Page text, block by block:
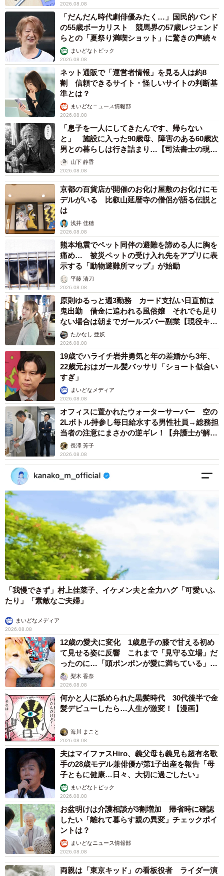
2026.08.08
「だんだん時代劇俳優みたく…」国民的バンド
の55歳ボーカリスト 競馬界の57歳レジェンド
らとの「夏祭り満喫ショット」に驚きの声続々
まいどなトピック
2026.08.08
ネット通販で「運営者情報」を見る人は約8
割 信頼できるサイト・怪しいサイトの判断基
準とは？
まいどなニュース情報部
2026.08.08
「息子を一人にしてきたんです、帰らない
と」 施設に入った90歳母、障害のある60歳次
男との暮らしは行き詰まり…【司法書士の現場
から】山下 静香
2026.08.08
京都の百貨店が開催のお化け屋敷のお化けにモ
デルがいる 比叡山延暦寺の僧侶が語る伝説と
は
浅井 佳穂
2026.08.08
熊本地震でペット同伴の避難を諦める人に胸を
痛め… 被災ペットの受け入れ先をアプリに表
示する「動物避難所マップ」が始動
平藤 清刀
2026.08.08
原則ゆるっと週3勤務 カード支払い日直前は
鬼出勤 借金に追われる風俗嬢 それでも足り
ない場合は朝までガールズバー副業【現役キャ
ストに取材】
たかなし 亜妖
2026.08.08
19歳でハライチ岩井勇気と年の差婚から3年、
22歳元おはガール髪バッサリ「ショート似合い
すぎ」
まいどなメディア
2026.08.08
オフィスに置かれたウォーターサーバー 空の
2Lボトル持参し毎日給水する男性社員→総務担
当者の注意にまさかの逆ギレ！【弁護士が解
説】長澤 芳子
2026.08.08
「我慢できず」村上佳菜子、イケメン夫と全力ハグ「可愛いふ
たり」「素敵なご夫婦」
まいどなメディア
2026.08.08
12歳の愛犬に変化 1歳息子の膝で甘える初め
て見せる姿に反響 これまで「見守る立場」だ
ったのに…「頭ポンポンが愛に満ちている」
「尊…」
梨木 香奈
2026.08.08
何かと人に舐められた黒髪時代 30代後半で金
髪デビューしたら…人生が激変！【漫画】
海川 まこと
2026.08.08
夫はマイファスHiro、義父母も義兄も超有名歌
手の28歳モデル兼俳優が第1子出産を報告「母
子ともに健康…日々、大切に過ごしたい」
まいどなトピック
2026.08.08
お盆明けは介護相談が3割増加 帰省時に確認
したい「離れて暮らす親の異変」チェックポイ
ントは？
まいどなニュース情報部
2026.08.08
両親は「東京キッド」の看板役者 ライダー演